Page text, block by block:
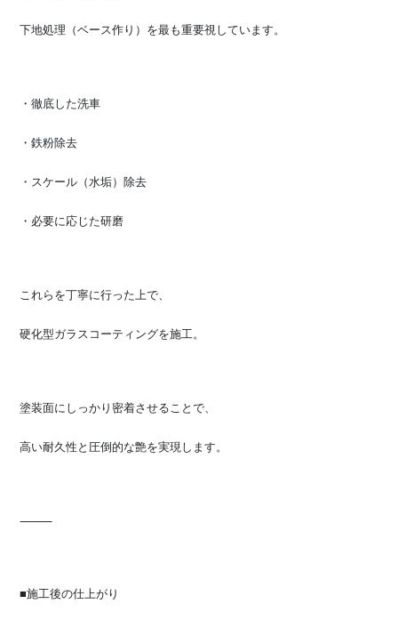
下地処理（ベース作り）を最も重要視しています。
・徹底した洗車
・鉄粉除去
・スケール（水垢）除去
・必要に応じた研磨
これらを丁寧に行った上で、
硬化型ガラスコーティングを施工。
塗装面にしっかり密着させることで、
高い耐久性と圧倒的な艶を実現します。
⸻
■施工後の仕上がり